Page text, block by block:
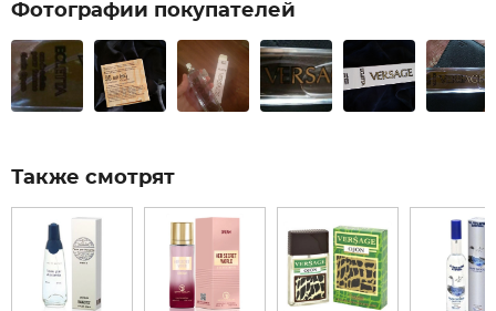
Фотографии покупателей
Также смотрят